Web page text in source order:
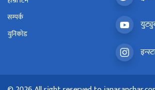
सम्पर्क
युनिकोड